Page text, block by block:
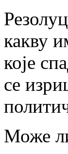
какву
које
се
Може